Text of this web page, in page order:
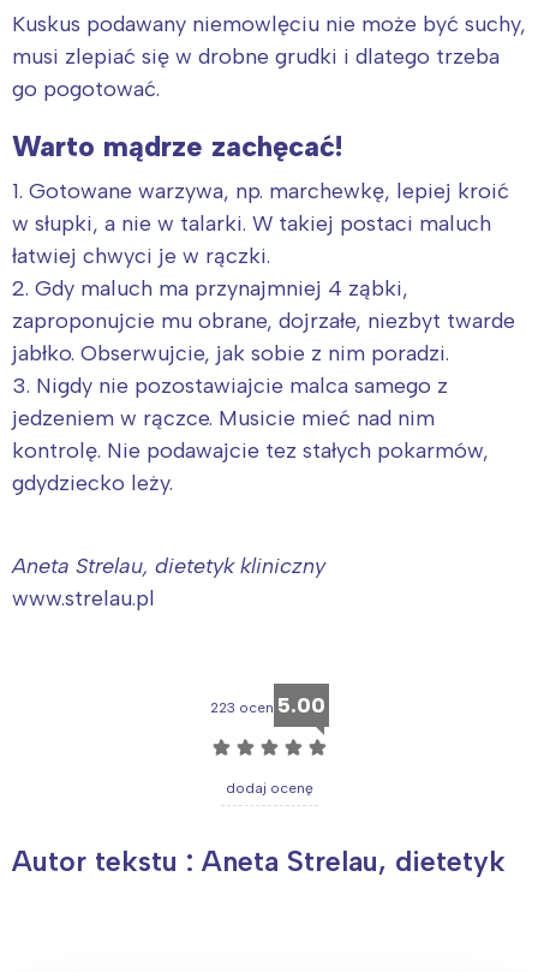
Kuskus podawany niemowlęciu nie może być suchy,
musi zlepiać się w drobne grudki i dlatego trzeba
go pogotować.
Warto mądrze zachęcać!
1. Gotowane warzywa, np. marchewkę, lepiej kroić
w słupki, a nie w talarki. W takiej postaci maluch
łatwiej chwyci je w rączki.
2. Gdy maluch ma przynajmniej 4 ząbki,
zaproponujcie mu obrane, dojrzałe, niezbyt twarde
jabłko. Obserwujcie, jak sobie z nim poradzi.
3. Nigdy nie pozostawiajcie malca samego z
jedzeniem w rączce. Musicie mieć nad nim
kontrolę. Nie podawajcie tez stałych pokarmów,
gdydziecko leży.
Aneta Strelau, dietetyk kliniczny
www.strelau.pl
223 ocen 5.00
☆ ☆ ☆ ☆ ☆
dodaj ocenę
Autor tekstu : Aneta Strelau, dietetyk